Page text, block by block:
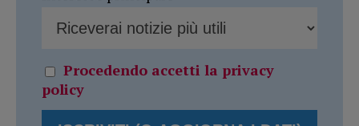
Procedendo accetti la privacy
policy